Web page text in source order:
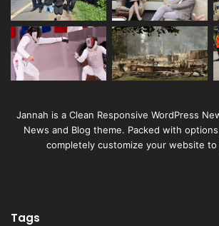
Jannah is a Clean Responsive WordPress
News and Blog theme. Packed with
completely customize your website
Tags